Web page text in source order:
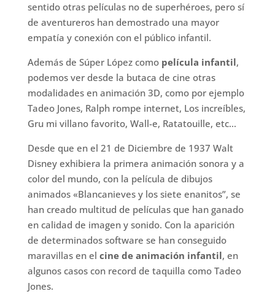
sentido otras películas no de superhéroes, pero sí
de aventureros han demostrado una mayor
empatía y conexión con el público infantil.
Además de Súper López como película infantil,
podemos ver desde la butaca de cine otras
modalidades en animación 3D, como por ejemplo
Tadeo Jones, Ralph rompe internet, Los increíbles,
Gru mi villano favorito, Wall-e, Ratatouille, etc…
Desde que en el 21 de Diciembre de 1937 Walt
Disney exhibiera la primera animación sonora y a
color del mundo, con la película de dibujos
animados «Blancanieves y los siete enanitos”, se
han creado multitud de películas que han ganado
en calidad de imagen y sonido. Con la aparición
de determinados software se han conseguido
maravillas en el cine de animación infantil, en
algunos casos con record de taquilla como Tadeo
Jones.